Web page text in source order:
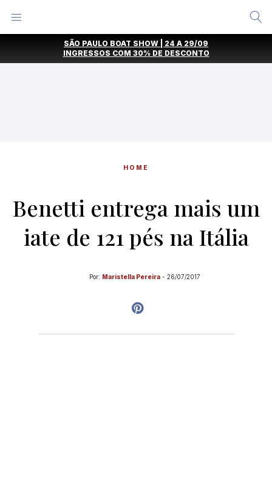
SÃO PAULO BOAT SHOW | 24 A 29/09
INGRESSOS COM 30% DE DESCONTO
HOME
Benetti entrega mais um
iate de 121 pés na Itália
Por: Maristella Pereira - 26/07/2017